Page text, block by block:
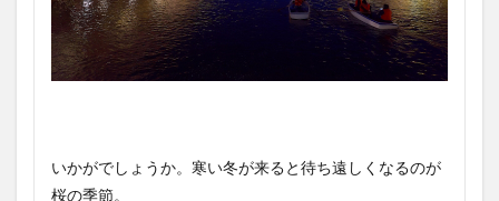
いかがでしょうか。寒い冬が来ると待ち遠しくなるのが
桜の季節。